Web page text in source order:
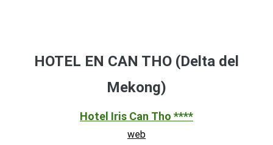
HOTEL EN CAN THO (Delta del
Mekong)
Hotel Iris Can Tho ****
web